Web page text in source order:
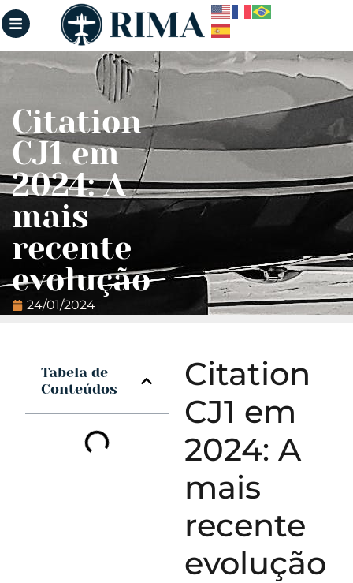
Citation
CJ1 em
2024: A
mais
recente
evolução
24/01/2024
Citation
CJ1 em
2024: A
mais
recente
evolução
Tabela de
Conteúdos